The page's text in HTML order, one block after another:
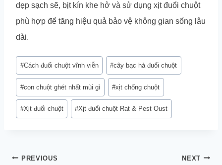
dẹp sạch sẽ, bịt kín khe hở và sử dụng xịt đuổi chuột
phù hợp để tăng hiệu quả bảo vệ không gian sống lâu
dài.
Post
Tags:
#Cách đuổi chuột vĩnh viễn #cây bạc hà đuổi chuột
#con chuột ghét nhất mùi gì #xịt chống chuột
#Xịt đuổi chuột #Xịt đuổi chuột Rat & Pest Oust
Điều
PREVIOUS NEXT